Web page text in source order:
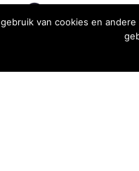
van cookies en